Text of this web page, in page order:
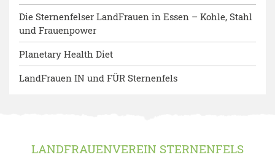
Die Sternenfelser LandFrauen in Essen – Kohle, Stahl
und Frauenpower
Planetary Health Diet
LandFrauen IN und FÜR Sternenfels
LANDFRAUENVEREIN STERNENFELS